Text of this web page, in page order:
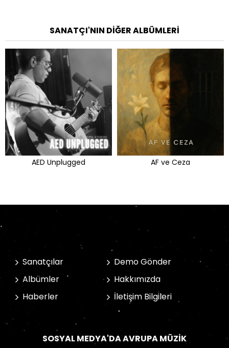
SANATÇI'NIN DIĞER ALBÜMLERI
AED Unplugged AF ve Ceza
Sanatçılar
Albümler
Haberler
Demo Gönder
Hakkımızda
İletişim Bilgileri
SOSYAL MEDYA'DA AVRUPA MÜZIK